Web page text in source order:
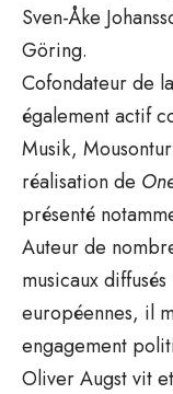
Sven-Åke
Göring.
Cofondateur de
également actif
Musik,
réalisation de
présenté
Auteur de
musicaux
européennes, il
engagement
Oliver Augst vit